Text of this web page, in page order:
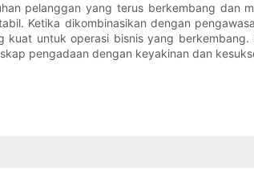
pelanggan yang terus berkembang dan
Ketika dikombinasikan dengan
kuat untuk operasi bisnis yang
pengadaan dengan keyakinan dan